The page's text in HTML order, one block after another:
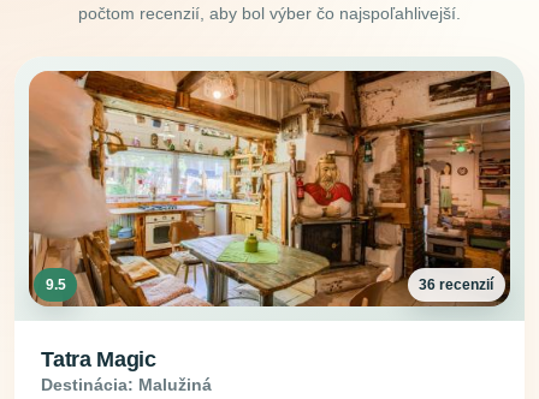
počtom recenzií, aby bol výber čo najspoľahlivejší.
9.5 36 recenzií
Tatra Magic
Destinácia: Malužiná